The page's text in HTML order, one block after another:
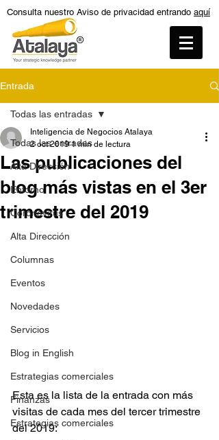
Consulta nuestro Aviso de privacidad entrando aquí
Entrada
Todas las entradas
Alta Dirección
Entorno
Coronavirus
Alta Dirección
Columnas
Eventos
Novedades
Servicios
Blog in English
Estrategias comerciales
Finanzas
Estrategias comerciales
Todas las entradas
Las publicaciones del
blog más vistas en el 3er
trimestre del 2019
Inteligencia de Negocios Atalaya
2 oct 2019 1 min de lectura
Esta es la lista de la entrada con más
visitas de cada mes del tercer trimestre
del 2019: